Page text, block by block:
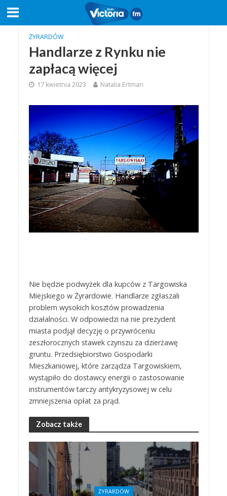
ŻYRARDÓW
Handlarze z Rynku nie
zapłacą więcej
17 kwietnia 2023 Natalia Ertman
Nie będzie podwyżek dla kupców z Targowiska
Miejskiego w Żyrardowie. Handlarze zgłaszali
problem wysokich kosztów prowadzenia
działalności. W odpowiedzi na nie prezydent
miasta podjął decyzję o przywróceniu
zeszłorocznych stawek czynszu za dzierżawę
gruntu. Przedsiębiorstwo Gospodarki
Mieszkaniowej, które zarządza Targowiskiem,
wystąpiło do dostawcy energii o zastosowanie
instrumentów tarczy antykryzysowej w celu
zmniejszenia opłat za prąd.
Zobacz także
ŻYRARDÓW